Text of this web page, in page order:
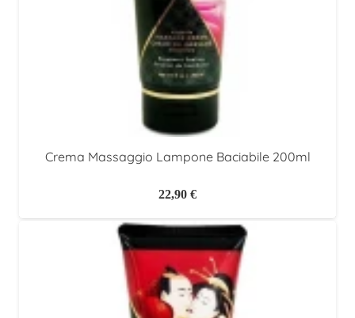
Crema Massaggio Lampone Baciabile 200ml
22,90 €